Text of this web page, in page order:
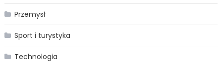
Przemysł
Sport i turystyka
Technologia